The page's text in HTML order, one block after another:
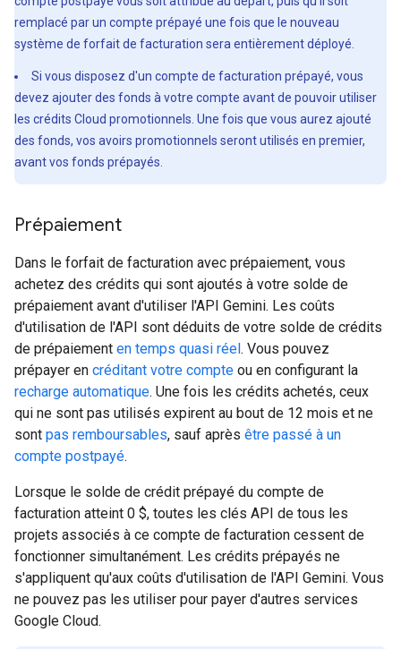
remplacé par un compte prépayé une fois que le nouveau
système de forfait de facturation sera entièrement déployé.
Si vous disposez d'un compte de facturation prépayé, vous
devez ajouter des fonds à votre compte avant de pouvoir utiliser
les crédits Cloud promotionnels. Une fois que vous aurez ajouté
des fonds, vos avoirs promotionnels seront utilisés en premier,
avant vos fonds prépayés.
Prépaiement
Dans le forfait de facturation avec prépaiement, vous
achetez des crédits qui sont ajoutés à votre solde de
prépaiement avant d'utiliser l'API Gemini. Les coûts
d'utilisation de l'API sont déduits de votre solde de crédits
de prépaiement en temps quasi réel. Vous pouvez
prépayer en créditant votre compte ou en configurant la
recharge automatique. Une fois les crédits achetés, ceux
qui ne sont pas utilisés expirent au bout de 12 mois et ne
sont pas remboursables, sauf après être passé à un
compte postpayé.
Lorsque le solde de crédit prépayé du compte de
facturation atteint 0 $, toutes les clés API de tous les
projets associés à ce compte de facturation cessent de
fonctionner simultanément. Les crédits prépayés ne
s'appliquent qu'aux coûts d'utilisation de l'API Gemini. Vous
ne pouvez pas les utiliser pour payer d'autres services
Google Cloud.